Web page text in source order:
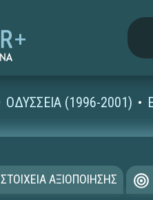
ΟΔΥΣΣΕΙΑ (1996-2001)
ΣΤΟΙΧΕΙΑ ΑΞΙΟΠΟΙΗΣΗΣ